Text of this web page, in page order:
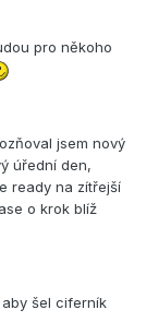
pro někoho
jsem nový
úřední den,
ready na zítřejší
o krok blíž
šel ciferník